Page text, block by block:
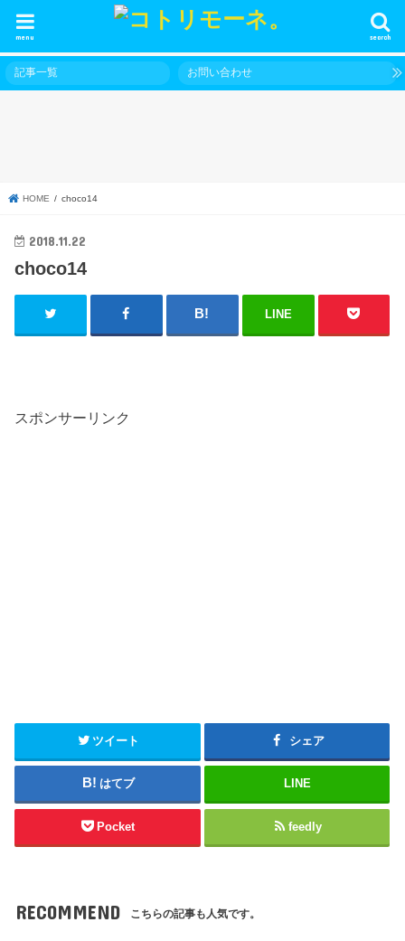
search
menu
記事一覧 お問い合わせ
HOME choco14
2018.11.22
choco14
LINE
スポンサーリンク
ツイート シェア
はてブ LINE
Pocket feedly
RECOMMEND こちらの記事も人気です。